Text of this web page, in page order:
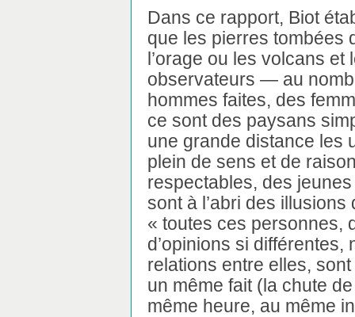
Dans ce rapport, Biot
que les pierres tombées
l’orage ou les volcans
observateurs — au
hommes faites, des
ce sont des paysans
une grande distance les
plein de sens et de
respectables, des
sont à l’abri des
« toutes ces personnes,
d’opinions si différentes,
relations entre elles,
un même fait (la chute
même heure, au même